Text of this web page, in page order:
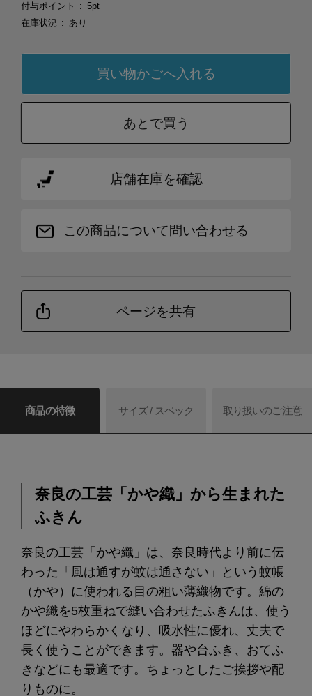
付与ポイント
5pt
在庫状況
あり
あとで買う
店舗在庫を確認
この商品について問い合わせる
ページを共有
商品の特徴 サイズ / スペック 取り扱いのご注意
奈良の工芸「かや織」から生まれた
ふきん
奈良の工芸「かや織」は、奈良時代より前に伝
わった「風は通すが蚊は通さない」という蚊帳
（かや）に使われる目の粗い薄織物です。綿の
かや織を5枚重ねで縫い合わせたふきんは、使う
ほどにやわらかくなり、吸水性に優れ、丈夫で
長く使うことができます。器や台ふき、おてふ
きなどにも最適です。ちょっとしたご挨拶や配
りものに。